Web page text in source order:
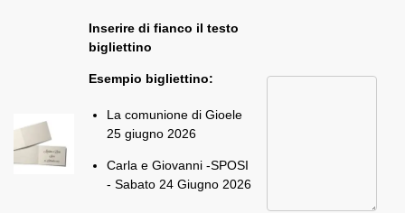
Inserire di fianco il testo
bigliettino
Esempio bigliettino:
La comunione di Gioele
25 giugno 2026
Carla e Giovanni -SPOSI
- Sabato 24 Giugno 2026